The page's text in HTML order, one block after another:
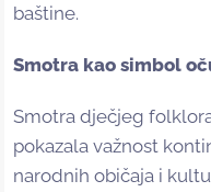
baštine.
Smotra kao simbol
Smotra dječjeg
pokazala važnost
narodnih običaja i